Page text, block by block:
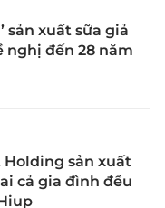
sản xuất sữa giả
nghị đến 28 năm
Holding sản xuất
cả gia đình đều